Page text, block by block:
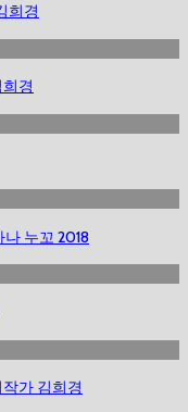
희경
경
누꼬 2018
가 김희경